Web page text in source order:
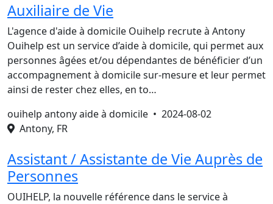
Auxiliaire de Vie
L'agence d'aide à domicile Ouihelp recrute à Antony
Ouihelp est un service d’aide à domicile, qui permet aux
personnes âgées et/ou dépendantes de bénéficier d’un
accompagnement à domicile sur-mesure et leur permet
ainsi de rester chez elles, en to…
ouihelp antony aide à domicile • 2024-08-02
Antony, FR
Assistant / Assistante de Vie Auprès de
Personnes
OUIHELP, la nouvelle référence dans le service à